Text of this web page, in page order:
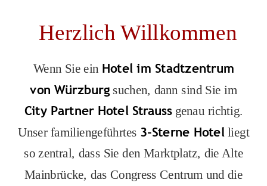
Herzlich Willkommen
Wenn Sie ein Hotel im Stadtzentrum
von Würzburgsuchen, dann sind Sie im
City Partner Hotel Straussgenau richtig.
Unser familiengeführtes 3-Sterne Hotel liegt
so zentral, dass Sie den Marktplatz, die Alte
Mainbrücke, das Congress Centrum und die